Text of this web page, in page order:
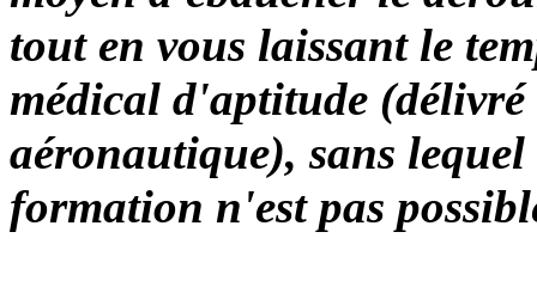
tout en vous laissant le
médical d'aptitude
aéronautique), sans
formation n'est pas